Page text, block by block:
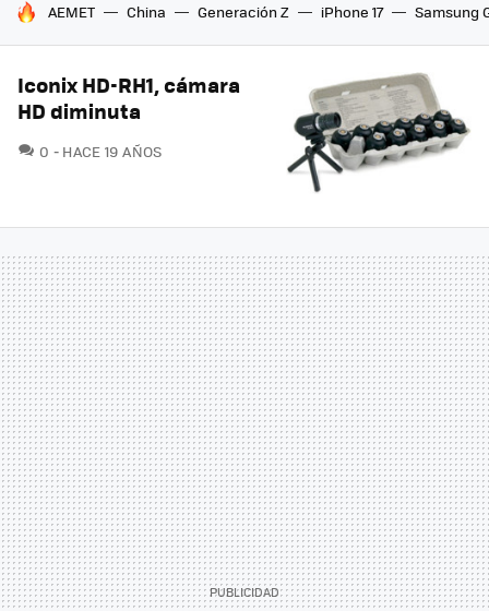
HOY SE HABLA DE
AEMET China Generación Z iPhone 17 Samsung
Iconix HD-RH1, cámara
HD diminuta
0 COMENTARIOS
HACE 19 AÑOS